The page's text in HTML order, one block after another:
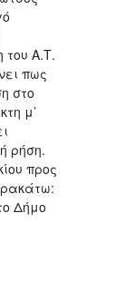
του Α.Τ.
πως
στο
μ’
ρήση.
προς
Δήμο